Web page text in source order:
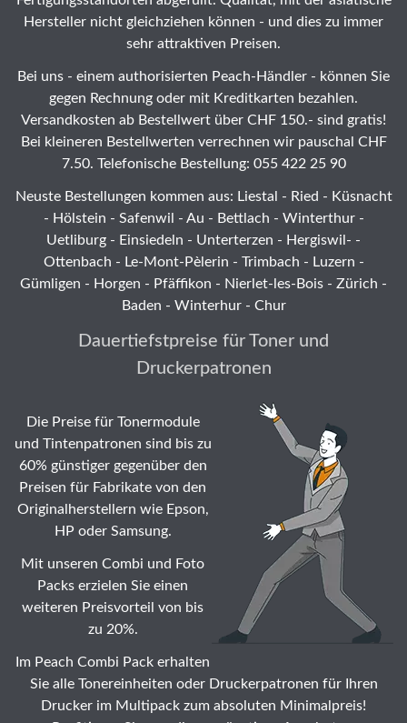
Hersteller nicht gleichziehen können - und dies zu immer
sehr attraktiven Preisen.
Bei uns - einem authorisierten Peach-Händler - können Sie
gegen Rechnung oder mit Kreditkarten bezahlen.
Versandkosten ab Bestellwert über CHF 150.- sind gratis!
Bei kleineren Bestellwerten verrechnen wir pauschal CHF
7.50. Telefonische Bestellung: 055 422 25 90
Neuste Bestellungen kommen aus: Liestal - Ried - Küsnacht
- Hölstein - Safenwil - Au - Bettlach - Winterthur-
Uetliburg - Einsiedeln - Unterterzen - Hergiswil- -
Ottenbach - Le-Mont-Pèlerin - Trimbach - Luzern -
Gümligen - Horgen - Pfäffikon - Nierlet-les-Bois - Zürich -
Baden - Winterhur - Chur
Dauertiefstpreise für Toner und
Druckerpatronen
Die Preise für Tonermodule
und Tintenpatronen sind bis zu
60% günstiger gegenüber den
Preisen für Fabrikate von den
Originalherstellern wie Epson,
HP oder Samsung.
Mit unseren Combi und Foto
Packs erzielen Sie einen
weiteren Preisvorteil von bis
zu 20%.
Im Peach Combi Pack erhalten
Sie alle Tonereinheiten oder Druckerpatronen für Ihren
Drucker im Multipack zum absoluten Minimalpreis!